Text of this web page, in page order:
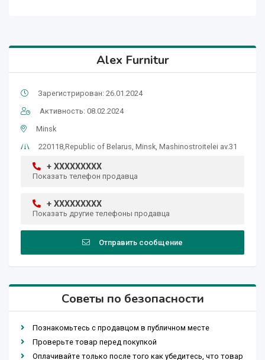
Alex Furnitur
Зарегистрирован: 26.01.2024
Активность: 08.02.2024
Minsk
220118,Republic of Belarus, Minsk, Mashinostroitelei av.31
+ XXXXXXXXX
Показать телефон продавца
+ XXXXXXXXX
Показать другие телефоны продавца
Отправить сообщение
Советы по безопасности
Познакомьтесь с продавцом в публичном месте
Проверьте товар перед покупкой
Оплачивайте только после того как убедитесь, что товар